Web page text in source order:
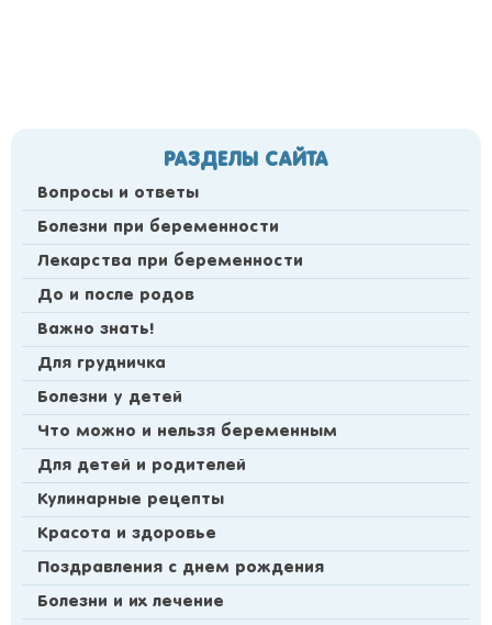
РАЗДЕЛЫ САЙТА
Вопросы и ответы
Болезни при беременности
Лекарства при беременности
До и после родов
Важно знать!
Для грудничка
Болезни у детей
Что можно и нельзя беременным
Для детей и родителей
Кулинарные рецепты
Красота и здоровье
Поздравления с днем рождения
Болезни и их лечение